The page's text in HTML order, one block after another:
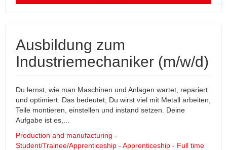
Ausbildung zum
Industriemechaniker (m/w/d)
Du lernst, wie man Maschinen und Anlagen wartet, repariert
und optimiert. Das bedeutet, Du wirst viel mit Metall arbeiten,
Teile montieren, einstellen und instand setzen. Deine
Aufgabe ist es,...
Production and manufacturing -
Student/Trainee/Apprenticeship - Apprenticeship - Full time